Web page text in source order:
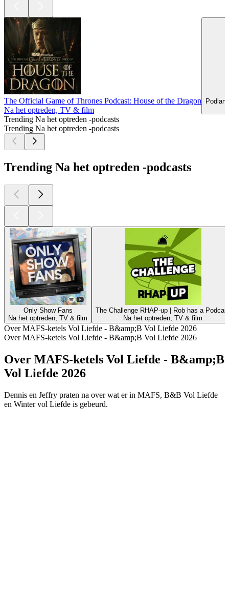
The Official Game of Thrones Podcast: House of the Dragon
Na het optreden, TV & film
Trending Na het optreden -podcasts
Trending Na het optreden -podcasts
Trending Na het optreden -podcasts
Only Show Fans
Na het optreden, TV & film
The Challenge RHAP-up | Rob has a
Na het optreden, TV & film
Over MAFS-ketels Vol Liefde - B&amp;B Vol Liefde 2026
Over MAFS-ketels Vol Liefde - B&amp;B Vol Liefde 2026
Over MAFS-ketels Vol Liefde - B&amp;B
Vol Liefde 2026
Dennis en Jeffry praten na over wat er in MAFS, B&B Vol Liefde
en Winter vol Liefde is gebeurd.